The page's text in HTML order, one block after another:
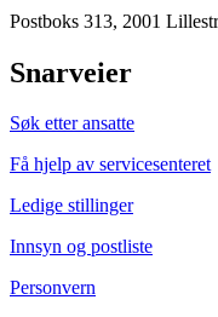
Postboks 313, 2001
Snarveier
Søk etter ansatte
Få hjelp av servicesenteret
Ledige stillinger
Innsyn og postliste
Personvern